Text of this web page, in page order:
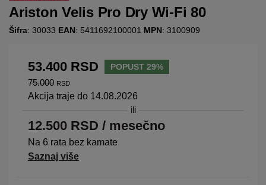
Ariston Velis Pro Dry Wi-Fi 80
Šifra: 30033 EAN: 5411692100001 MPN: 3100909
53.400 RSD POPUST 29%
75.000 RSD
Akcija traje do 14.08.2026
ili
12.500 RSD / mesečno
Na 6 rata bez kamate
Saznaj više